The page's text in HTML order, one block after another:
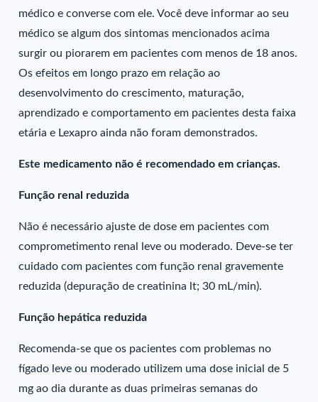
médico e converse com ele. Você deve informar ao seu
médico se algum dos sintomas mencionados acima
surgir ou piorarem em pacientes com menos de 18 anos.
Os efeitos em longo prazo em relação ao
desenvolvimento do crescimento, maturação,
aprendizado e comportamento em pacientes desta faixa
etária e Lexapro ainda não foram demonstrados.
Este medicamento não é recomendado em crianças.
Função renal reduzida
Não é necessário ajuste de dose em pacientes com
comprometimento renal leve ou moderado. Deve-se ter
cuidado com pacientes com função renal gravemente
reduzida (depuração de creatinina lt; 30 mL/min).
Função hepática reduzida
Recomenda-se que os pacientes com problemas no
fígado leve ou moderado utilizem uma dose inicial de 5
mg ao dia durante as duas primeiras semanas do